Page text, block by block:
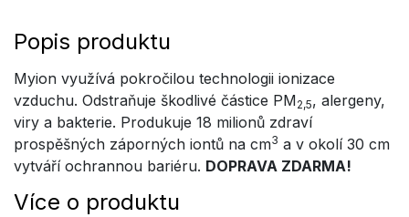
Popis produktu
Myion využívá pokročilou technologii ionizace
vzduchu. Odstraňuje škodlivé částice PM2,5, alergeny,
viry a bakterie. Produkuje 18 milionů zdraví
prospěšných záporných iontů na cm3 a v okolí 30 cm
vytváří ochrannou bariéru. DOPRAVA ZDARMA!
Více o produktu